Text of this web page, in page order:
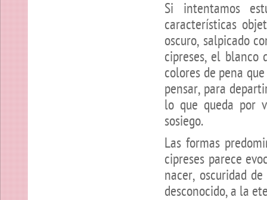
Si intentamos
características
oscuro, salpicado
cipreses, el blanco
colores de pena
pensar, para
lo que queda por
sosiego.
Las formas
cipreses parece
nacer, oscuridad
desconocido, a la